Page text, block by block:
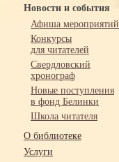
Новости и события
Афиша мероприятий
Конкурсы
для читателей
Свердловский
хронограф
Новые поступления
в фонд Белинки
Школа читателя
О библиотеке
Услуги